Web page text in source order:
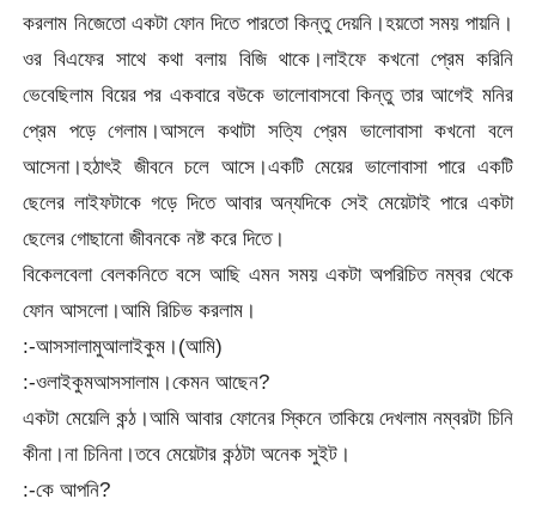
করলাম নিজেতো একটা ফোন দিতে পারতো কিন্তু দেয়নি।হয়তো সময় পায়নি।
ওর বিএফের সাথে কথা বলায় বিজি থাকে।লাইফে কখনো প্রেম করিনি
ভেবেছিলাম বিয়ের পর একবারে বউকে ভালোবাসবো কিন্তু তার আগেই মনির
প্রেম পড়ে গেলাম।আসলে কথাটা সত্যি প্রেম ভালোবাসা কখনো বলে
আসেনা।হঠাৎই জীবনে চলে আসে।একটি মেয়ের ভালোবাসা পারে একটি
ছেলের লাইফটাকে গড়ে দিতে আবার অন্যদিকে সেই মেয়েটাই পারে একটা
ছেলের গোছানো জীবনকে নষ্ট করে দিতে।
বিকেলবেলা বেলকনিতে বসে আছি এমন সময় একটা অপরিচিত নম্বর থেকে
ফোন আসলো।আমি রিচিভ করলাম।
:-আসসালামুআলাইকুম।(আমি)
:-ওলাইকুমআসসালাম।কেমন আছেন?
একটা মেয়েলি কন্ঠ।আমি আবার ফোনের স্কিনে তাকিয়ে দেখলাম নম্বরটা চিনি
কীনা।না চিনিনা।তবে মেয়েটার কন্ঠটা অনেক সুইট।
:-কে আপনি?